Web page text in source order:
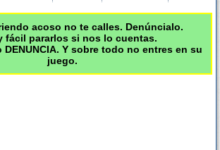
acoso no te calles. Denúncialo.
fácil pararlos si nos lo cuentas.
Y sobre todo no entres en su
juego.